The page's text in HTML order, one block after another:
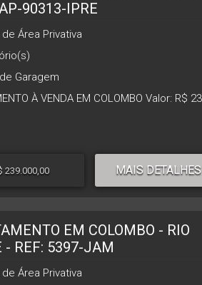
90313-IPRE
Área Privativa
Garagem
239.000,00 MAIS DETALHES
EM COLOMBO - RIO
- REF: 5397-JAM
Área Privativa